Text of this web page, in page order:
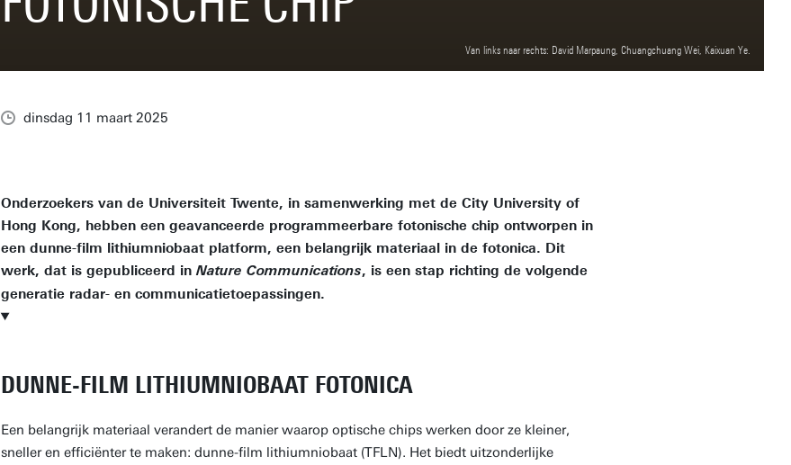
Van links naar rechts: David Marpaung, Chuangchuang Wei, Kaixuan Ye.
dinsdag 11 maart 2025
Onderzoekers van de Universiteit Twente, in samenwerking met de City University of
Hong Kong, hebben een geavanceerde programmeerbare fotonische chip ontworpen in
een dunne-film lithiumniobaat platform, een belangrijk materiaal in de fotonica. Dit
werk, dat is gepubliceerd in Nature Communications, is een stap richting de volgende
generatie radar- en communicatietoepassingen.
DUNNE-FILM LITHIUMNIOBAAT FOTONICA
Een belangrijk materiaal verandert de manier waarop optische chips werken door ze kleiner,
sneller en efficiënter te maken: dunne-film lithiumniobaat (TFLN). Het biedt uitzonderlijke